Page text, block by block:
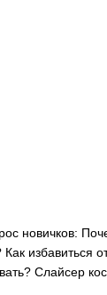
новичков:
избавиться
Слайсер